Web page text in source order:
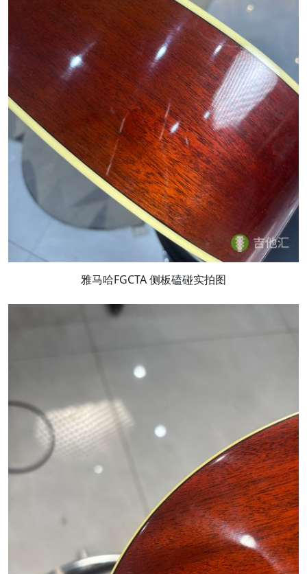
雅马哈FGCTA 侧板磕碰实拍图